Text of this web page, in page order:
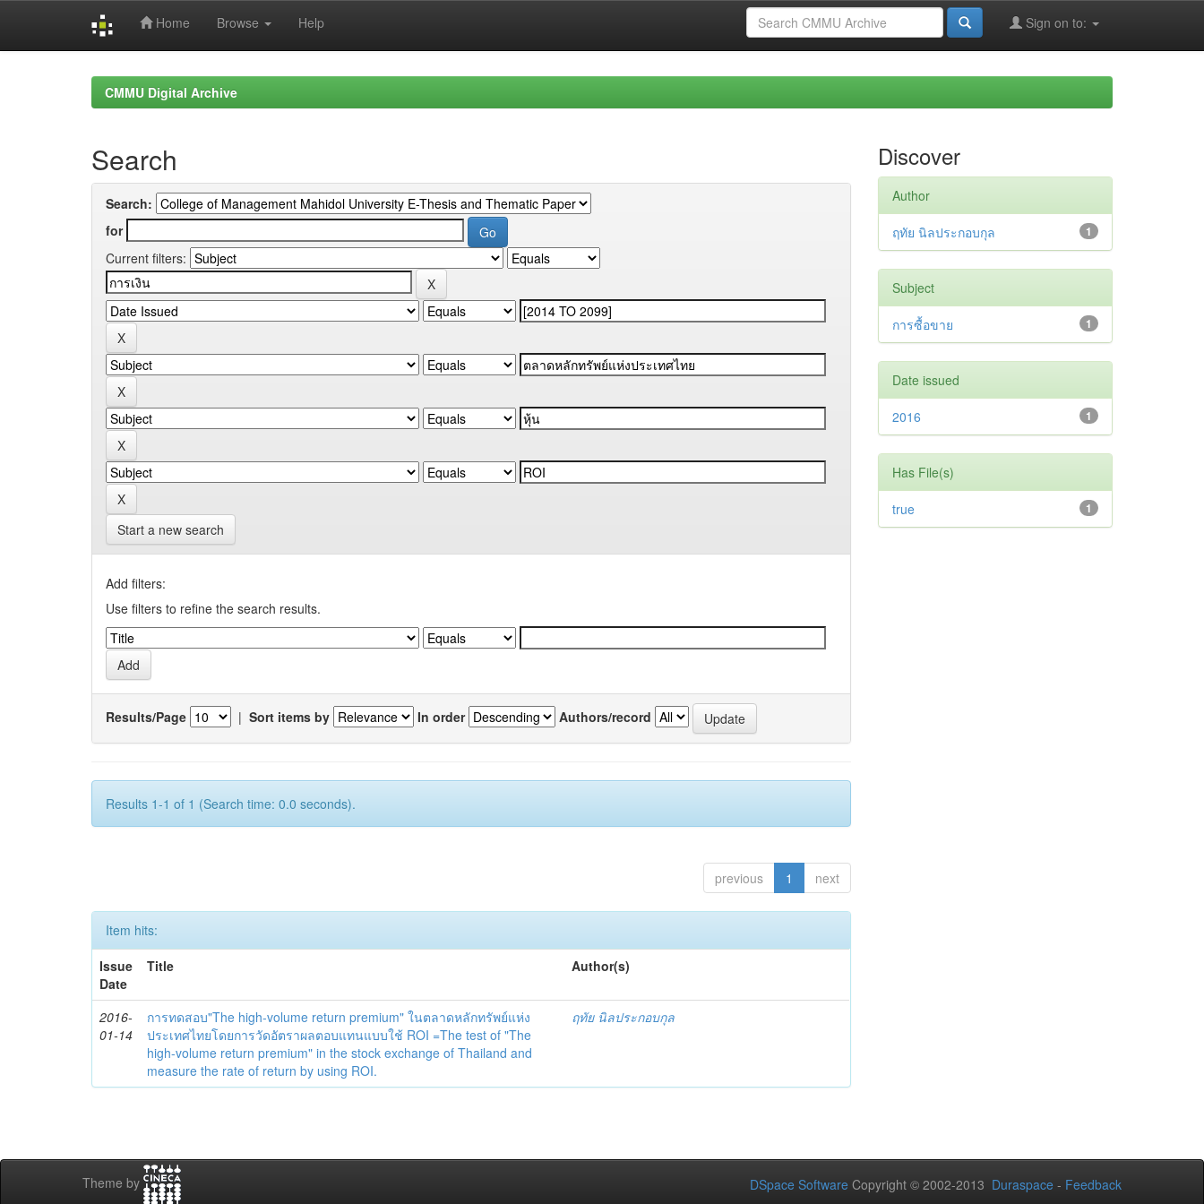
Home Browse Help Sign on to:
CMMU Digital Archive
Search
Search:
for
Current filters:
Start a new search
Add filters:
Use filters to refine the search results.
Results/Page | Sort items by In order Authors/record
Results 1-1 of 1 (Search time: 0.0 seconds).
previous 1 next
Item hits:
Issue
Date
Title Author(s)
2016-
01-14
การทดสอบ"The high-volume return premium" ในตลาดหลักทรัพย์แห่ง
ประเทศไทยโดยการวัดอัตราผลตอบแทนแบบใช้ ROI =The test of "The
high-volume return premium" in the stock exchange of Thailand and
measure the rate of return by using ROI.
ฤทัย นิลประกอบกุล
Discover
Author
1
ฤทัย นิลประกอบกุล
Subject
1
การซื้อขาย
Date issued
1
2016
Has File(s)
1
true
Theme by DSpace Software Copyright © 2002-2013 Duraspace - Feedback